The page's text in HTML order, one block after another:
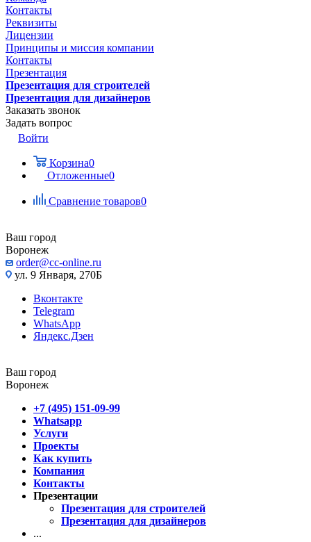
Контакты
Реквизиты
Лицензии
Принципы и миссия компании
Контакты
Презентация
Презентация для строителей
Презентация для дизайнеров
Заказать звонок
Задать вопрос
Войти
Корзина0
Отложенные0
Сравнение товаров0
Ваш город
Воронеж
order@cc-online.ru
ул. 9 Января, 270Б
Вконтакте
Telegram
WhatsApp
Яндекс.Дзен
Ваш город
Воронеж
+7 (495) 151-09-99
Whatsapp
Услуги
Проекты
Как купить
Компания
Контакты
Презентации
Презентация для строителей
Презентация для дизайнеров
...